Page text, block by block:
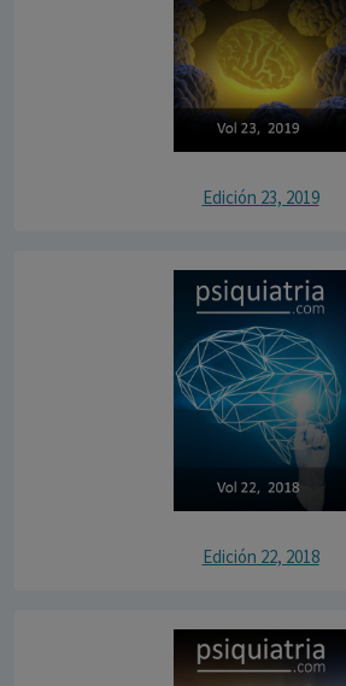
Edición 23, 2019
Edición 22, 2018